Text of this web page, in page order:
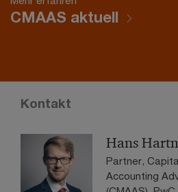
CMAAS aktuell
Kontakt
Hans
Partner,
Accounting